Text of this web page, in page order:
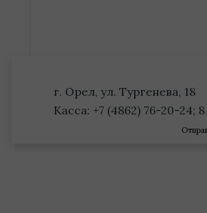
г. Орел, ул. Тургенева, 18
Касса: +7 (4862) 76-20-24;